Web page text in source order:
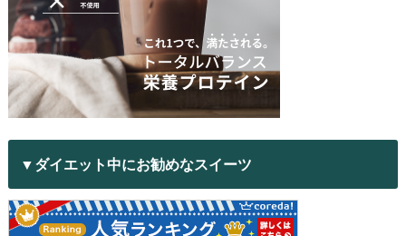
▼ダイエット中にお勧めなスイーツ